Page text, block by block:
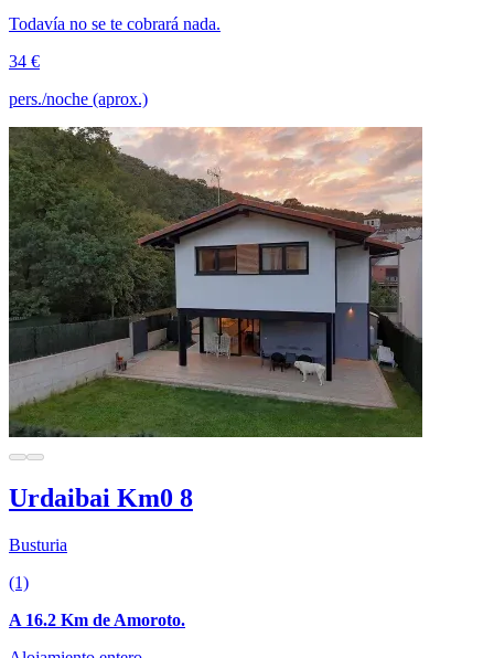
Todavía no se te cobrará nada.
34 €
pers./noche (aprox.)
Urdaibai Km0 8
Busturia
(1)
A 16.2 Km de Amoroto.